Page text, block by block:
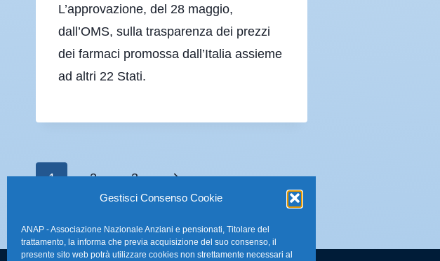
Gestisci Consenso Cookie
ANAP - Associazione Nazionale Anziani e pensionati, Titolare del
trattamento, la informa che previa acquisizione del suo consenso, il
presente sito web potrà utilizzare cookies non strettamente necessari al
L’approvazione, del 28 maggio,
dall’OMS, sulla trasparenza dei prezzi
dei farmaci promossa dall’Italia assieme
ad altri 22 Stati.
1 2 3